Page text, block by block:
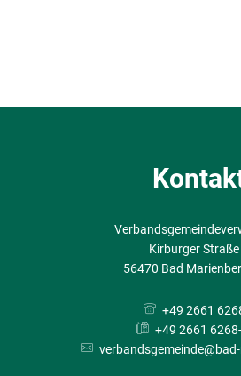
Kirburger Straße
56470 Bad
+49 2661
+49 2661